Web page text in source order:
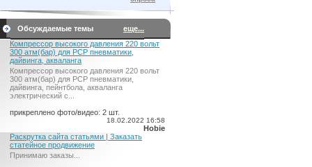
Обсуждаемые темы
еще...
Компрессор высокого давления 220 вольт
300 атм(бар) для PCP пневматики,
дайвинга, акваланга
Компрессор высокого давления 220 вольт
300 атм(бар) для PCP пневматики,
дайвинга, пейнтбола, акваланга
электрический c...
прикреплено фото/видео: 2 шт.
18.02.2022 16:58
Hobie
Раскрутка сайта статьями | Заказать
статейное продвижение
Принимаю заказы...